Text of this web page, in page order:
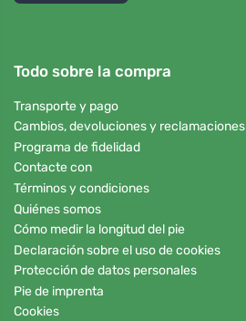
Todo sobre la compra
Transporte y pago
Cambios, devoluciones y reclamaciones
Programa de fidelidad
Contacte con
Términos y condiciones
Quiénes somos
Cómo medir la longitud del pie
Declaración sobre el uso de cookies
Protección de datos personales
Pie de imprenta
Cookies